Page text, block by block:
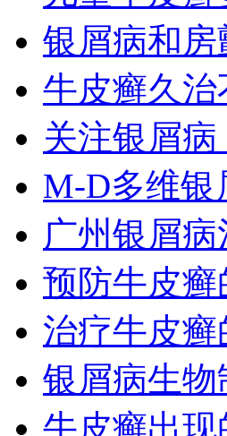
银屑病和房
牛皮癣久
关注银屑
M-D多维银
广州银屑
预防牛皮
治疗牛皮
银屑病生
牛皮癣出现